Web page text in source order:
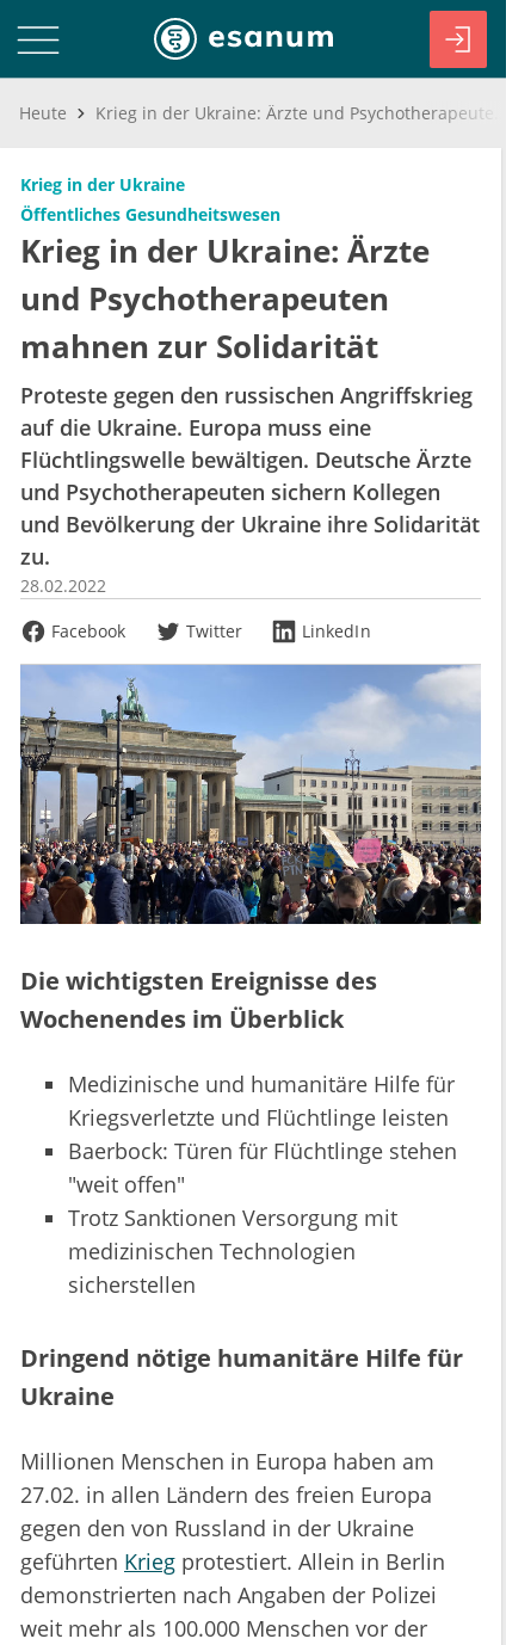
Heute
Krieg in der Ukraine
Öffentliches Gesundheitswesen
Krieg in der Ukraine: Ärzte
und Psychotherapeuten
mahnen zur Solidarität
Proteste gegen den russischen Angriffskrieg
auf die Ukraine. Europa muss eine
Flüchtlingswelle bewältigen. Deutsche Ärzte
und Psychotherapeuten sichern Kollegen
und Bevölkerung der Ukraine ihre Solidarität
zu.
28.02.2022
Facebook
Twitter LinkedIn
Die wichtigsten Ereignisse des
Wochenendes im Überblick
Medizinische und humanitäre Hilfe für
Kriegsverletzte und Flüchtlinge leisten
Baerbock: Türen für Flüchtlinge stehen
"weit offen"
Trotz Sanktionen Versorgung mit
medizinischen Technologien
sicherstellen
Dringend nötige humanitäre Hilfe für
Ukraine
Millionen Menschen in Europa haben am
27.02. in allen Ländern des freien Europa
gegen den von Russland in der Ukraine
geführten Krieg protestiert. Allein in Berlin
demonstrierten nach Angaben der Polizei
weit mehr als 100.000 Menschen vor der